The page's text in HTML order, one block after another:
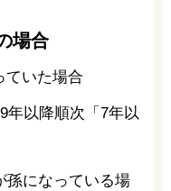
場合
年以降順次「7年以
孫になっている場